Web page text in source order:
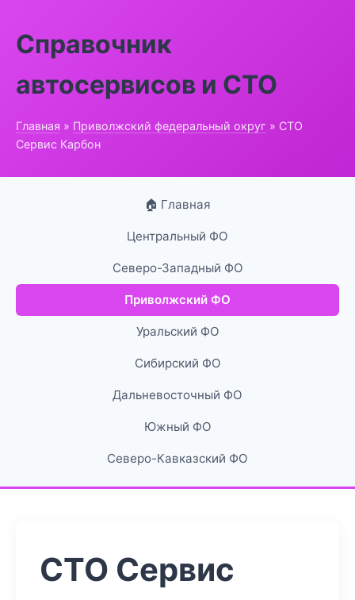
Справочник
автосервисов и СТО
Главная » Приволжский федеральный округ » СТО
Сервис Карбон
🏠 Главная
Центральный ФО
Северо-Западный ФО
Приволжский ФО
Уральский ФО
Сибирский ФО
Дальневосточный ФО
Южный ФО
Северо-Кавказский ФО
СТО Сервис